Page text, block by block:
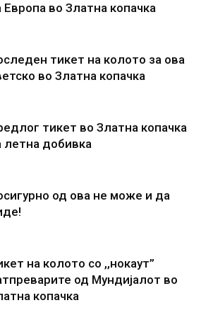
Европа во Златна копачка
тикет на колото за ова
во Златна копачка
тикет во Златна копачка
летна добивка
од ова не може и да
на колото со ,,нокаут”
од Мундијалот во
копачка